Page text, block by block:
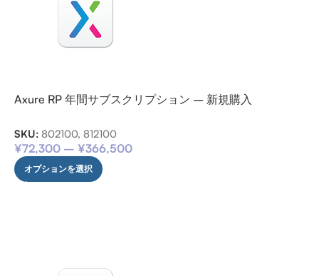
Axure RP 年間サブスクリプション – 新規購入
SKU: 802100, 812100
¥72,300 – ¥366,500
オプションを選択